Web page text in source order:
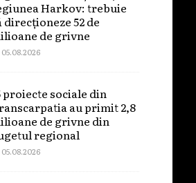
Harkov: trebuie
direcționeze 52 de
de grivne
05.08.2026
proiecte sociale din
au primit 2,8
de grivne din
regional
05.08.2026